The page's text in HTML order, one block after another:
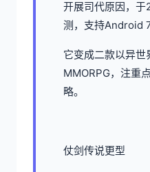
开展司代原因，
测，支持Android
它变成二款以异世
MMORPG，注重
略。
仗剑传说更型